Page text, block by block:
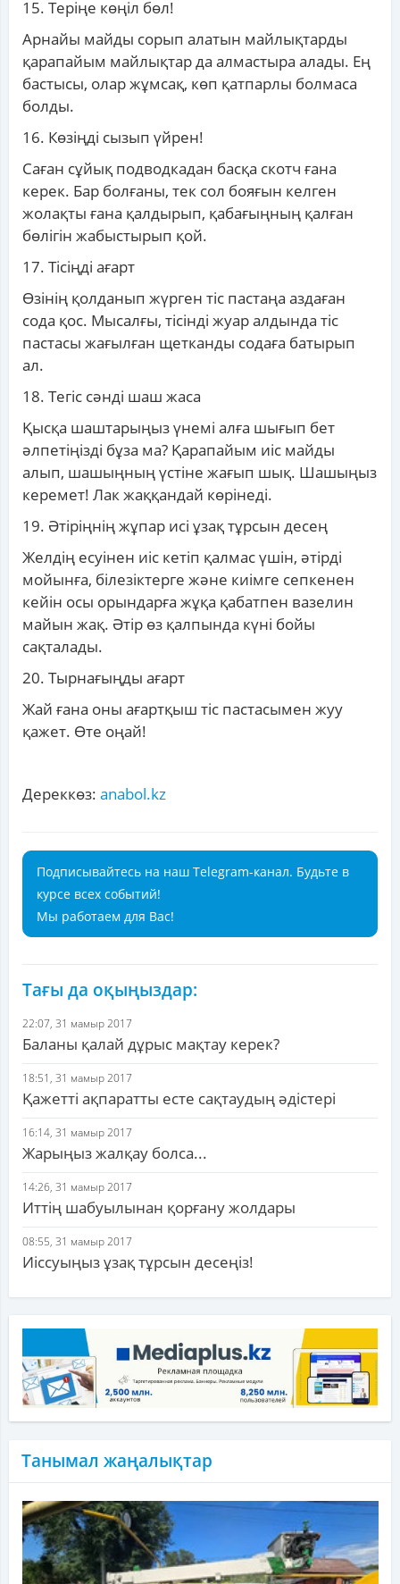
15. Теріңе көңіл бөл!
Арнайы майды сорып алатын майлықтарды
қарапайым майлықтар да алмастыра алады. Ең
бастысы, олар жұмсақ, көп қатпарлы болмаса
болды.
16. Көзіңді сызып үйрен!
Саған сұйық подводкадан басқа скотч ғана
керек. Бар болғаны, тек сол бояғын келген
жолақты ғана қалдырып, қабағыңның қалған
бөлігін жабыстырып қой.
17. Тісіңді ағарт
Өзінің қолданып жүрген тіс пастаңа аздаған
сода қос. Мысалғы, тісінді жуар алдында тіс
пастасы жағылған щетканды содаға батырып
ал.
18. Тегіс сәнді шаш жаса
Қысқа шаштарыңыз үнемі алға шығып бет
әлпетіңізді бұза ма? Қарапайым иіс майды
алып, шашыңның үстіне жағып шық. Шашыңыз
керемет! Лак жаққандай көрінеді.
19. Әтіріңнің жұпар исі ұзақ тұрсын десең
Желдің есуінен иіс кетіп қалмас үшін, әтірді
мойынға, білезіктерге және киімге сепкенен
кейін осы орындарға жұқа қабатпен вазелин
майын жақ. Әтір өз қалпында күні бойы
сақталады.
20. Тырнағыңды ағарт
Жай ғана оны ағартқыш тіс пастасымен жуу
қажет. Өте оңай!
Дереккөз: anabol.kz
Подписывайтесь на наш Telegram-канал. Будьте в
курсе всех событий!
Мы работаем для Вас!
Тағы да оқыңыздар:
22:07, 31 мамыр 2017
Баланы қалай дұрыс мақтау керек?
18:51, 31 мамыр 2017
Қажетті ақпаратты есте сақтаудың әдістері
16:14, 31 мамыр 2017
Жарыңыз жалқау болса...
14:26, 31 мамыр 2017
Иттің шабуылынан қорғану жолдары
08:55, 31 мамыр 2017
Иіссуыңыз ұзақ тұрсын десеңіз!
Танымал жаңалықтар